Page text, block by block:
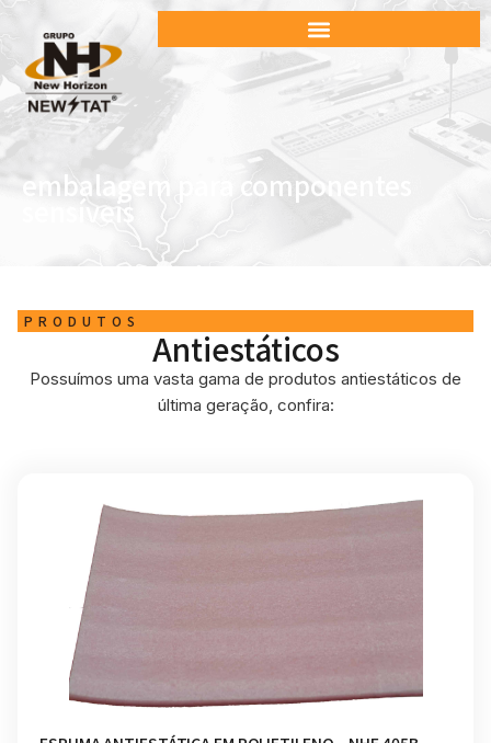
embalagem para componentes
sensíveis
PRODUTOS
Antiestáticos
Possuímos uma vasta gama de produtos antiestáticos de
última geração, confira: